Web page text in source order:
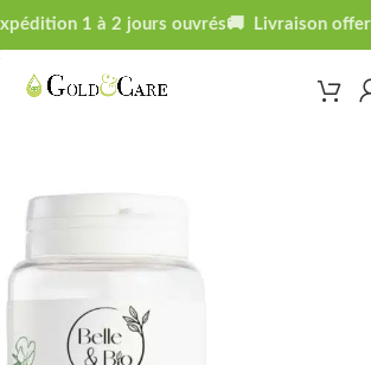
1 à 2 jours ouvrés🚚 Livraison